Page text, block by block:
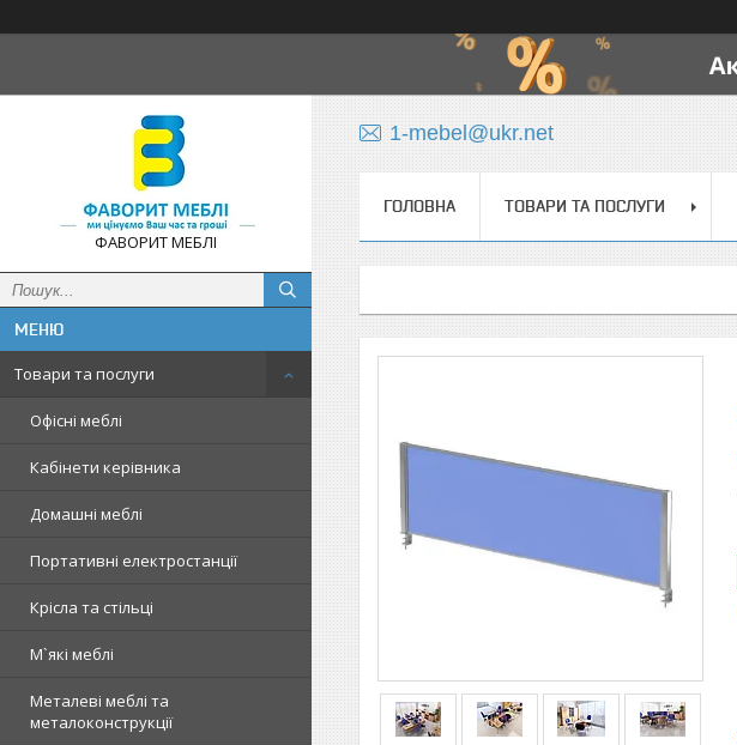
ФАВОРИТ МЕБЛІ
Товари та послуги
Офісні меблі
Кабінети керівника
Домашні меблі
Портативні електростанції
Крісла та стільці
М`які меблі
Металеві меблі та
металоконструкції
1-mebel@ukr.net
ГОЛОВНА ТОВАРИ ТА ПОСЛУГИ